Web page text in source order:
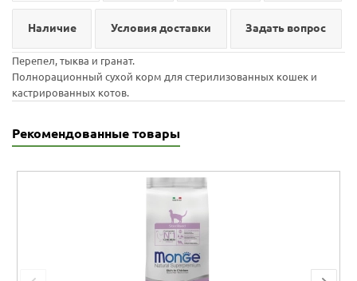
Наличие Условия доставки Задать вопрос
Перепел, тыква и гранат.
Полнорационный сухой корм для стерилизованных кошек и
кастрированных котов.
Рекомендованные товары